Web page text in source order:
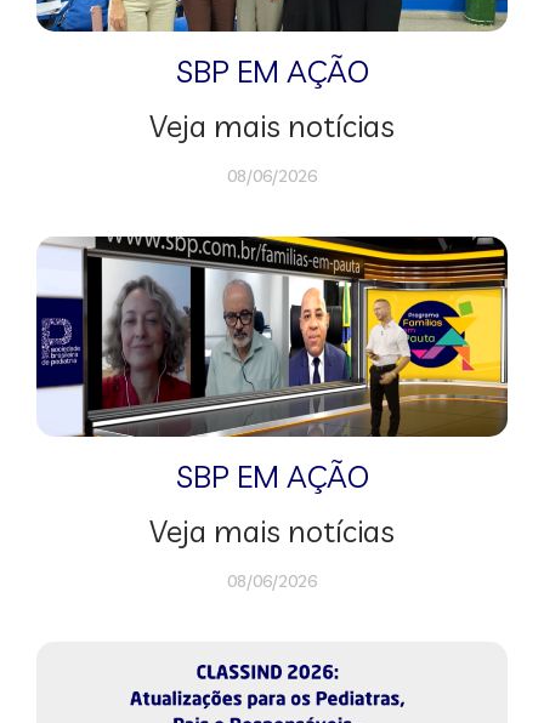
SBP EM AÇÃO
Veja mais notícias
08/06/2026
SBP EM AÇÃO
Veja mais notícias
08/06/2026